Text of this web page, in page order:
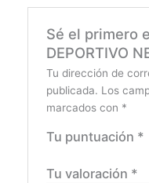
Sé el primero
DEPORTIVO
Tu dirección de
publicada. Los
marcados con *
Tu puntuación *
Tu valoración *